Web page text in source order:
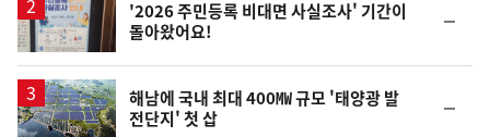
'2026 주민등록 비대면 사실조사' 기간이
돌아왔어요!
일
해남에 국내 최대 400㎿ 규모 '태양광 발
전단지' 첫 삽